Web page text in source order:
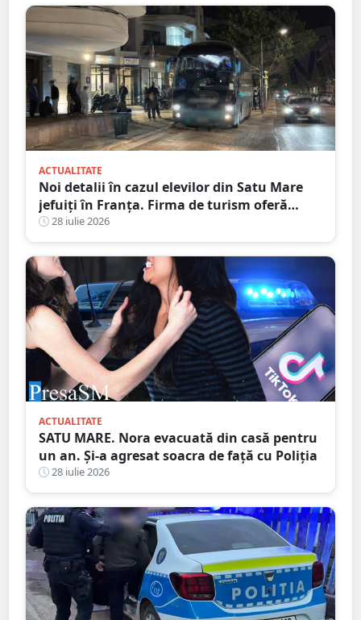
ACTUALITATE
Noi detalii în cazul elevilor din Satu Mare
jefuiți în Franța. Firma de turism oferă
explicații
28 iulie 2026
ACTUALITATE
SATU MARE. Nora evacuată din casă pentru
un an. Și-a agresat soacra de față cu Poliția
28 iulie 2026